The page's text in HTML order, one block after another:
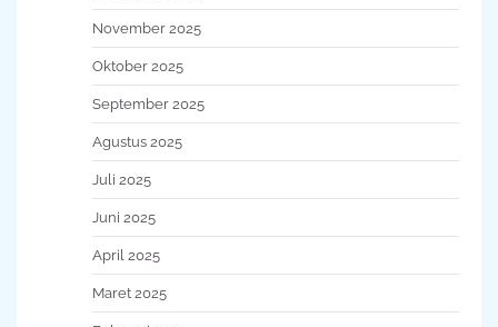
November 2025
Oktober 2025
September 2025
Agustus 2025
Juli 2025
Juni 2025
April 2025
Maret 2025